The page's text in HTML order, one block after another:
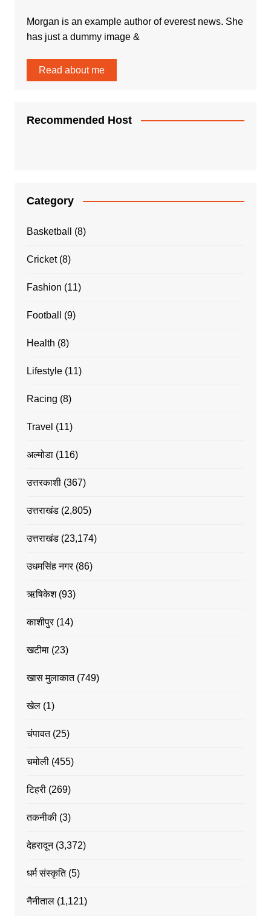
Morgan is an example author of everest news. She
has just a dummy image &
Read about me
Recommended Host
Category
Basketball (8)
Cricket(8)
Fashion (11)
Football (9)
Health (8)
Lifestyle(11)
Racing (8)
Travel (11)
अल्मोडा(116)
उत्तरकाशी(367)
उत्तराखंड(2,805)
उत्तराखंड(23,174)
उधमसिंह नगर(86)
ऋषिकेश(93)
काशीपुर(14)
खटीमा(23)
खास मुलाकात(749)
खेल(1)
चंपावत(25)
चमोली(455)
टिहरी(269)
तकनीकी(3)
देहरादून(3,372)
धर्म संस्कृति(5)
नैनीताल(1,121)